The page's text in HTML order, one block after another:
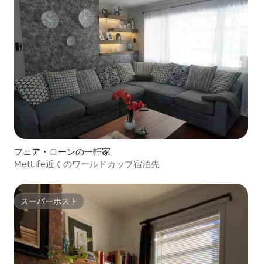
フェア・ローンの一軒家
MetLife近くのワールドカップ宿泊先
スーパーホスト
スーパーホスト